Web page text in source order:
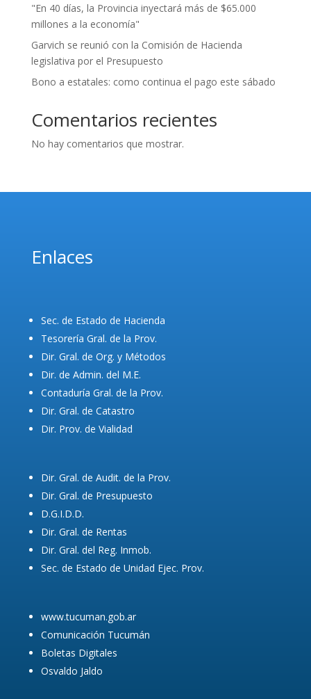
"En 40 días, la Provincia inyectará más de $65.000
millones a la economía"
Garvich se reunió con la Comisión de Hacienda
legislativa por el Presupuesto
Bono a estatales: como continua el pago este sábado
Comentarios recientes
No hay comentarios que mostrar.
Enlaces
Sec. de Estado de Hacienda
Tesorería Gral. de la Prov.
Dir. Gral. de Org. y Métodos
Dir. de Admin. del M.E.
Contaduría Gral. de la Prov.
Dir. Gral. de Catastro
Dir. Prov. de Vialidad
Dir. Gral. de Audit. de la Prov.
Dir. Gral. de Presupuesto
D.G.I.D.D.
Dir. Gral. de Rentas
Dir. Gral. del Reg. Inmob.
Sec. de Estado de Unidad Ejec. Prov.
www.tucuman.gob.ar
Comunicación Tucumán
Boletas Digitales
Osvaldo Jaldo